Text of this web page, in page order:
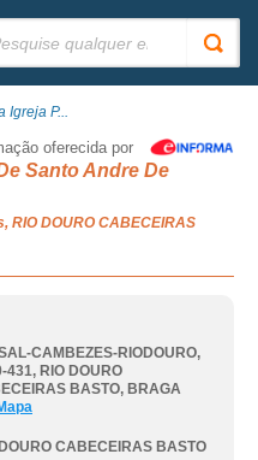
Igreja P...
oferecida por
Santo Andre De
DOURO CABECEIRAS
CAMBEZES-RIODOURO,
431, RIO DOURO
BASTO, BRAGA
CABECEIRAS BASTO